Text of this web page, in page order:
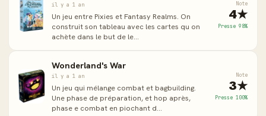
il y a 1 an
Un jeu entre Pixies et Fantasy Realms. On
construit son tableau avec les cartes qu on
achète dans le but de le...
Note
4★
Presse 98%
Wonderland's War
il y a 1 an
Un jeu qui mélange combat et bagbuilding.
Une phase de préparation, et hop après,
phase e combat en piochant d...
Note
3★
Presse 100%